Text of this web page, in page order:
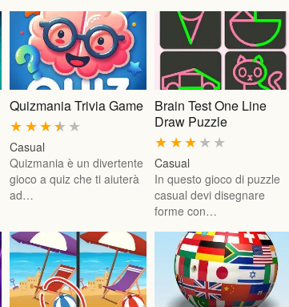
Quizmania Trivia Game
★
★
★
★
★
Casual
Quizmania è un divertente
gioco a quiz che ti aiuterà
ad…
Brain Test One Line
Draw Puzzle
★
★
★
★
★
Casual
In questo gioco di puzzle
casual devi disegnare
forme con…